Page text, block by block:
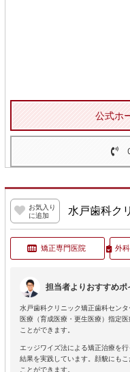
公式ホ
お気入り
に追加
水戸歯科ク
矯正専門医院 外
担当者よりおすすめポ
水戸歯科クリニック矯正歯科セン
医療（育成医療・更生医療）指定
ことができます。
エッジワイズ法による矯正治療を
結果を実践しています。顔貌にも
ことができます。